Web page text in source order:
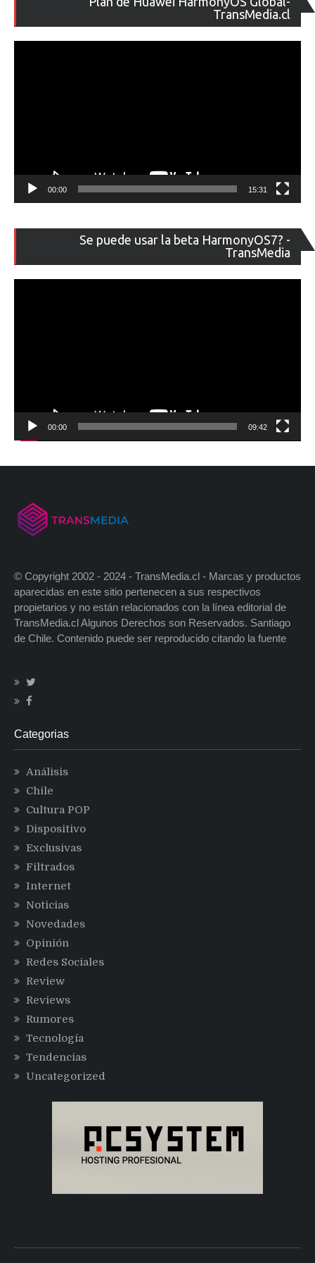
TransMedia.cl
de
00:00 15:31
Se puede usar la beta HarmonyOS7? -
TransMedia
de
00:00 09:42
© Copyright 2002 - 2024 - TransMedia.cl - Marcas y productos
aparecidas en este sitio pertenecen a sus respectivos
propietarios y no están relacionados con la línea editorial de
TransMedia.cl Algunos Derechos son Reservados. Santiago
de Chile. Contenido puede ser reproducido citando la fuente
Categorias
Análisis
Chile
Cultura POP
Dispositivo
Exclusivas
Filtrados
Internet
Noticias
Novedades
Opinión
Redes Sociales
Review
Reviews
Rumores
Tecnología
Tendencias
Uncategorized